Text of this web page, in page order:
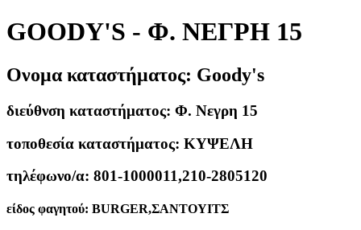
GOODY'S - Φ. ΝΕΓΡΗ 15
Ονομα καταστήματος: Goody's
διεύθνση καταστήματος: Φ. Νεγρη 15
τοποθεσία καταστήματος: ΚΥΨΕΛΗ
τηλέφωνο/α: 801-1000011,210-2805120
είδος φαγητού: BURGER,ΣΑΝΤΟΥΙΤΣ